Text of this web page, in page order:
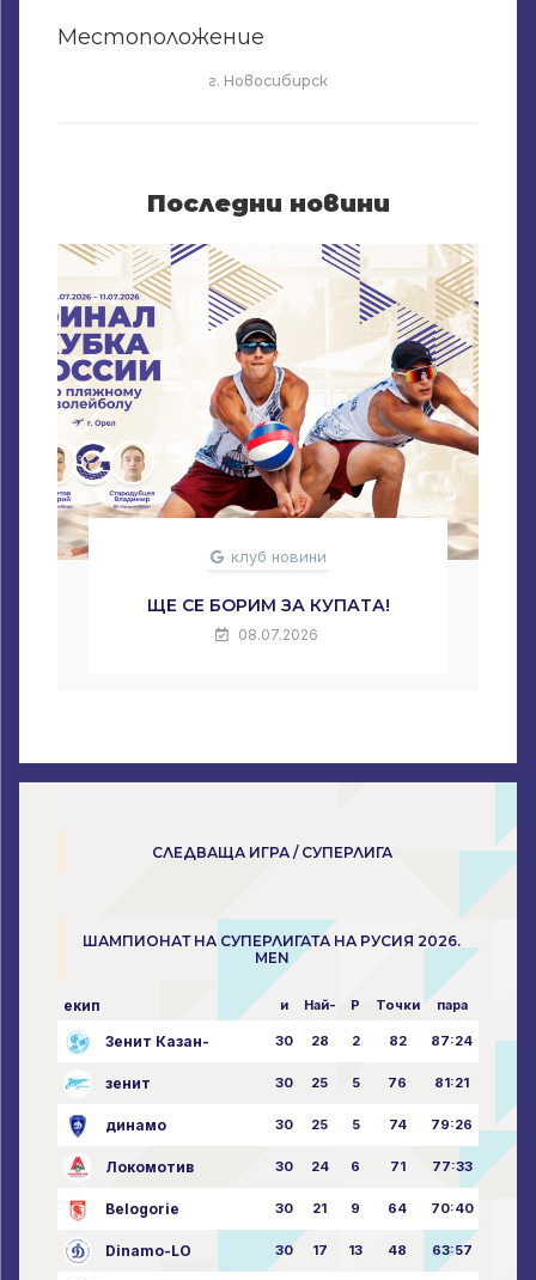
Местоположение
г. Новосибирск
Последни новини
клуб новини
ЩЕ СЕ БОРИМ ЗА КУПАТА!
08.07.2026
СЛЕДВАЩА ИГРА / СУПЕРЛИГА
ШАМПИОНАТ НА СУПЕРЛИГАТА НА РУСИЯ 2026.
MEN
екип и Най- P Точки пара
Зенит Казан- 30 28 2 82 87:24
зенит 30 25 5 76 81:21
динамо 30 25 5 74 79:26
Локомотив 30 24 6 71 77:33
Belogorie 30 21 9 64 70:40
Dinamo-LO 30 17 13 48 63:57